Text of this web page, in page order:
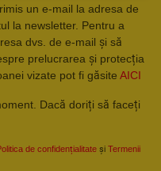
un e-mail la adresa de
la newsletter. Pentru a
dvs. de e-mail și să
prelucrarea și protecția
vizate pot fi găsite AICI
Dacă doriți să faceți
de confidențialitate și Termenii